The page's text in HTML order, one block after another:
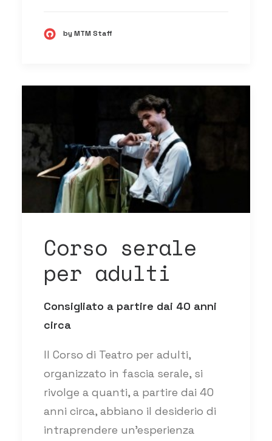
by MTM Staff
Corso serale
per adulti
Consigliato a partire dai 40 anni
circa
Il Corso di Teatro per adulti,
organizzato in fascia serale, si
rivolge a quanti, a partire dai 40
anni circa, abbiano il desiderio di
intraprendere un’esperienza